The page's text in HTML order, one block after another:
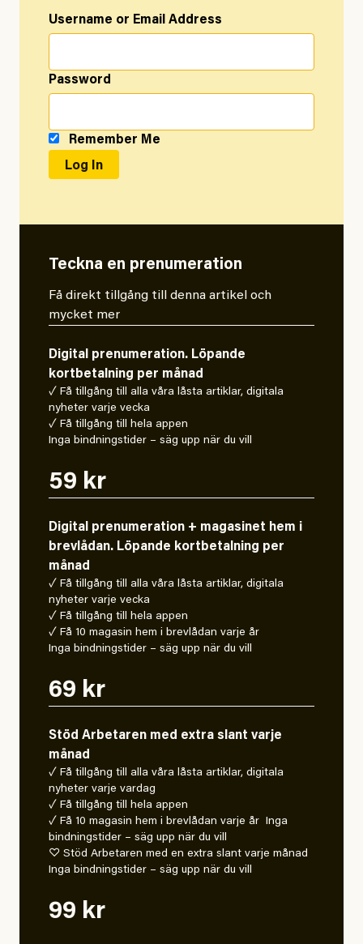
Username or Email Address
Password
Remember Me
Teckna en prenumeration
Få direkt tillgång till denna artikel och
mycket mer
Digital prenumeration. Löpande
kortbetalning per månad
✓ Få tillgång till alla våra låsta artiklar, digitala
nyheter varje vecka
✓ Få tillgång till hela appen
Inga bindningstider – säg upp när du vill
59 kr
Digital prenumeration + magasinet hem i
brevlådan. Löpande kortbetalning per
månad
✓ Få tillgång till alla våra låsta artiklar, digitala
nyheter varje vecka
✓ Få tillgång till hela appen
✓ Få 10 magasin hem i brevlådan varje år
Inga bindningstider – säg upp när du vill
69 kr
Stöd Arbetaren med extra slant varje
månad
✓ Få tillgång till alla våra låsta artiklar, digitala
nyheter varje vardag
✓ Få tillgång till hela appen
✓ Få 10 magasin hem i brevlådan varje år Inga
bindningstider – säg upp när du vill
♡ Stöd Arbetaren med en extra slant varje månad
Inga bindningstider – säg upp när du vill
99 kr